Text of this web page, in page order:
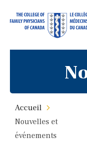
Accueil
Nouvelles et
événements